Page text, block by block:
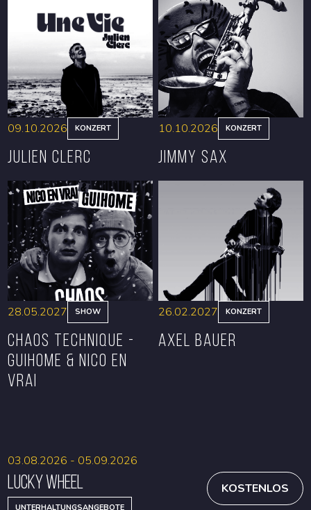
RESERVIEREN
09.10.2026 KONZERT
Julien Clerc
RESERVIEREN
10.10.2026 KONZERT
Jimmy Sax
28.05.2027 SHOW
CHAOS TECHNIQUE -
GUIHOME & NICO EN
VRAI
26.02.2027 KONZERT
Axel Bauer
Lucky Wheel
UNTERHALTUNGSANGEBOTE
03.08.2026 - 05.09.2026
KOSTENLOS